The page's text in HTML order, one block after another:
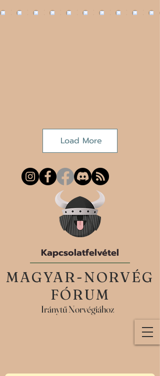
MAGYAR-NORVÉG
FÓRUM
Iránytű Norvégiához
Kapcsolatfelvétel
Load More